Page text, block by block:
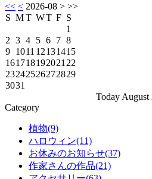
<< < 2026-08 > >>
S MT WT F S
1
2 3 4 5 6 7 8
9 1011 12131415
161718192021 22
23242526272829
3031
Today August
Category
植物(9)
ハロウィン(11)
お休みのお知らせ(37)
作家さんの作品(21)